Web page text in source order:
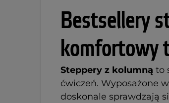
Bestsellery
komfortowy
Steppery z kolumną to
ćwiczeń. Wyposażone
doskonale sprawdzają